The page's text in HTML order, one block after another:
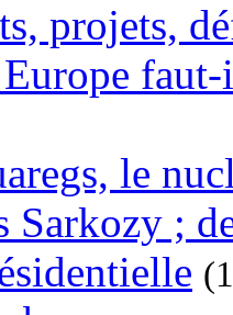
projets,
le
Sarkozy ;